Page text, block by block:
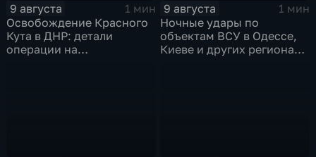
9 августа
1 мин
Освобождение Красного
Кута в ДНР: детали
операции на
9 августа
1 мин
Ночные удары по
объектам ВСУ в Одессе,
Киеве и других регионах